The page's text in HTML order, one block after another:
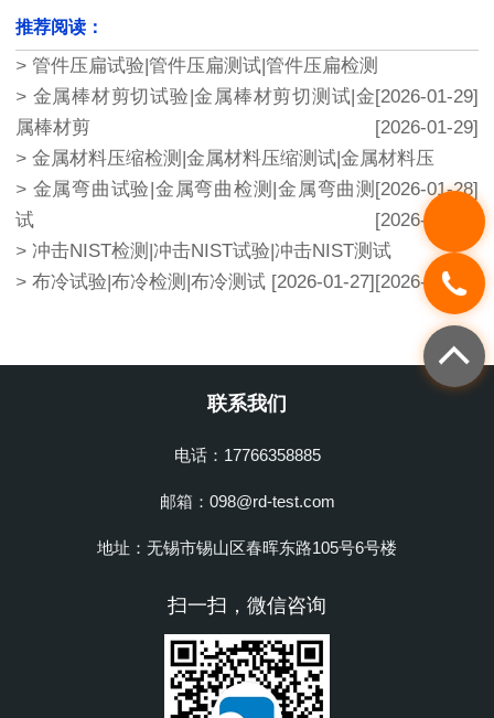
推荐阅读：
> 管件压扁试验|管件压扁测试|管件压扁检测
[2026-01-29]
> 金属棒材剪切试验|金属棒材剪切测试|金
属棒材剪
[2026-01-29]
> 金属材料压缩检测|金属材料压缩测试|金属材料压
[2026-01-28]
> 金属弯曲试验|金属弯曲检测|金属弯曲测
试
[2026-01-28]
> 冲击NIST检测|冲击NIST试验|冲击NIST测试
[2026-01-27]
> 布冷试验|布冷检测|布冷测试 [2026-01-27]
联系我们
电话：17766358885
邮箱：098@rd-test.com
地址：无锡市锡山区春晖东路105号6号楼
扫一扫，微信咨询